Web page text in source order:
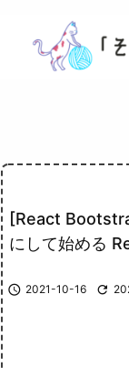
[React
にして始める
 2021-10-16 